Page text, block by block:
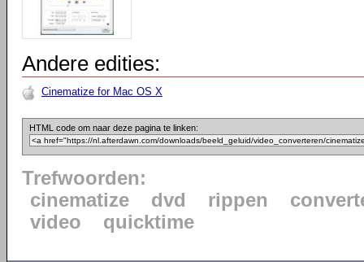
Andere edities:
Cinematize for Mac OS X
HTML code om naar deze pagina te linken:
Trefwoorden:
cinematize
dvd rippen
video
quicktime